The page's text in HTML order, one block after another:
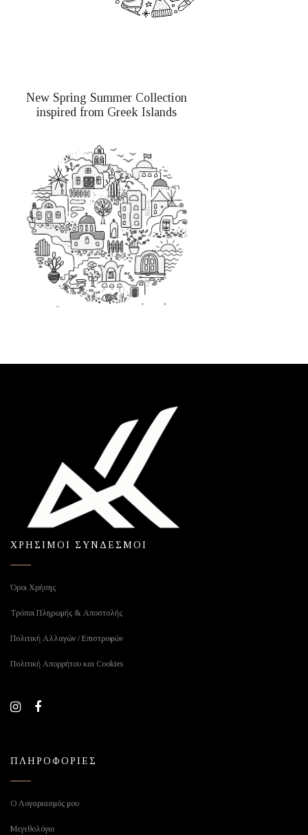
New Spring Summer Collection
inspired from Greek Islands
ΧΡΗΣΙΜΟΙ ΣΥΝΔΕΣΜΟΙ
Όροι Χρήσης
Τρόποι Πληρωμής & Αποστολής
Πολιτική Αλλαγών / Επιστροφών
Πολιτική Απορρήτου και Cookies
ΠΛΗΡΟΦΟΡΙΕΣ
Ο Λογαριασμός μου
Μεγεθολόγιο